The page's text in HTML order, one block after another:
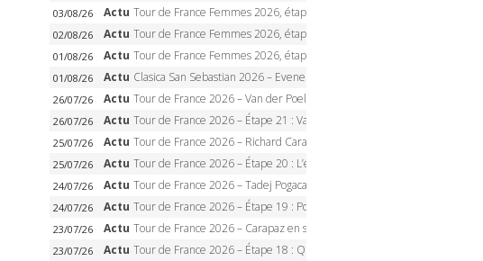
03/08/26 Actu Tour de France Femmes 2026, étape 3 – Sigrid Haugset en solitaire, 88 km d’échappée, maillot jaune
02/08/26 Actu Tour de France Femmes 2026, étape 2 – Lorena Wiebes doublé à Genève, Markus héroïque, 7e record
01/08/26 Actu Tour de France Femmes 2026, étape 1 – Lorena Wiebes intouchable à Lausanne, premier maillot jaune
01/08/26 Actu Clasica San Sebastian 2026 – Evenepoel recordman, 4e victoire, Carapaz battu au sprint
26/07/26 Actu Tour de France 2026 – Van der Poel monumental à Paris, Pogacar égale le record des cinq sacres
26/07/26 Actu Tour de France 2026 – Étape 21 : Van der Poel, Pogacar, qui succédera à Wout van Aert sur les Champs-Elysées ?
25/07/26 Actu Tour de France 2026 – Richard Carapaz roi des Alpes, doublé et maillot à pois, Seixas perd le podium
25/07/26 Actu Tour de France 2026 – Étape 20 : L’étape reine, Galibier, Sarenne, Alpe d’Huez, qui succédera à Pogacar ?
24/07/26 Actu Tour de France 2026 – Tadej Pogacar dompte l’Alpe d’Huez, 5e victoire, record de Pantani pulvérisé
24/07/26 Actu Tour de France 2026 – Étape 19 : Pogacar peut-il enfin dompter l’Alpe d’Huez ?
23/07/26 Actu Tour de France 2026 – Carapaz en solitaire à Orcières-Merlette, Paret-Peintre à un point du maillot à pois
23/07/26 Actu Tour de France 2026 – Étape 18 : Qui domptera Orcières-Merlette, première marche vers l’Alpe d’Huez ?